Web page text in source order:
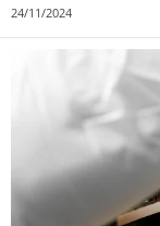
24/11/2024